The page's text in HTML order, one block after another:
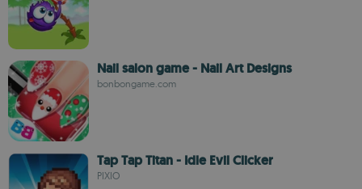
Nail salon game - Nail Art Designs
bonbongame.com
Tap Tap Titan - Idle Evil Clicker
PIXIO